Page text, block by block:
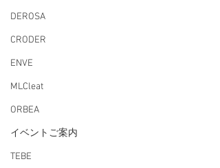
DEROSA
CRODER
ENVE
MLCleat
ORBEA
イベントご案内
TEBE